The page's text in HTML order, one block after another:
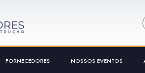
FORNECEDORES NOSSOS EVENTOS